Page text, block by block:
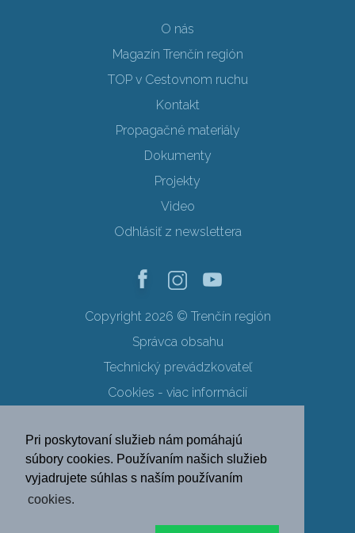
Pri poskytovaní služieb nám pomáhajú
súbory cookies. Používaním našich služieb
vyjadrujete súhlas s naším používaním
cookies.
O nás
Magazín Trenčín región
TOP v Cestovnom ruchu
Kontakt
Propagačné materiály
Dokumenty
Projekty
Video
Odhlásiť z newslettera
Copyright 2026 © Trenčín región
Správca obsahu
Technický prevádzkovateľ
Cookies - viac informácií
Ochrana osobných údajov
SK EN DE
PL